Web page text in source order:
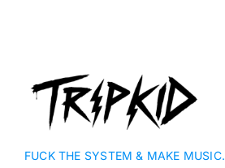
FUCK THE SYSTEM & MAKE MUSIC.